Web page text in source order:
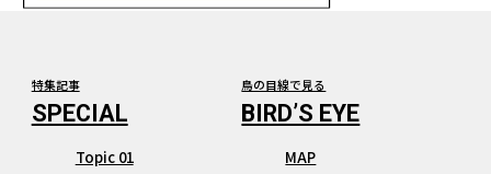
特集記事
Topic 01
鳥の目線で見る
MAP